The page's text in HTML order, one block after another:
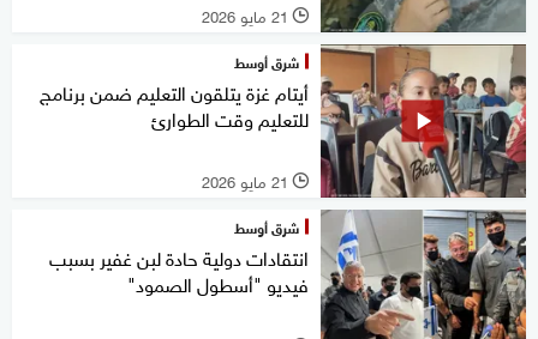
l 21 مايو 2026
شرق أوسط
أيتام غزة يتلقون التعليم ضمن برنامج
للتعليم وقت الطوارئ
l 21 مايو 2026
شرق أوسط
انتقادات دولية حادة لبن غفير بسبب
فيديو "أسطول الصمود"